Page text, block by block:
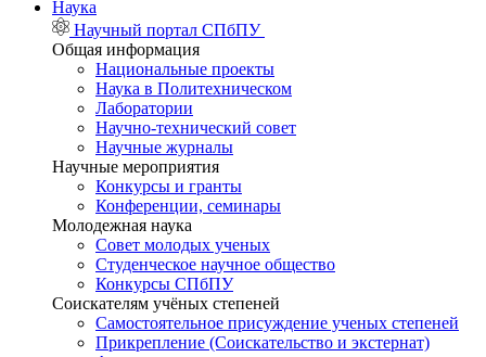
Наука
Научный портал СПбПУ
Общая информация
Национальные проекты
Наука в Политехническом
Лаборатории
Научно-технический совет
Научные журналы
Научные мероприятия
Конкурсы и гранты
Конференции, семинары
Молодежная наука
Совет молодых ученых
Студенческое научное общество
Конкурсы СПбПУ
Соискателям учёных степеней
Самостоятельное присуждение ученых степеней
Прикрепление (Соискательство и экстернат)